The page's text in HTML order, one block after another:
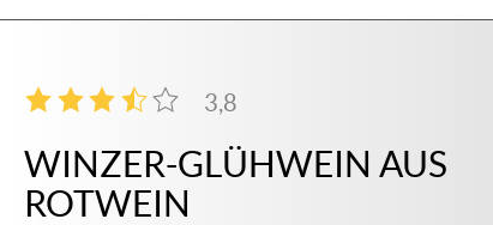
WINZER-GLÜHWEIN AUS
ROTWEIN
3,8
4